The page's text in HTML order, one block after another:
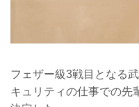
フェザー級3戦目となる
キュリティの仕事での先